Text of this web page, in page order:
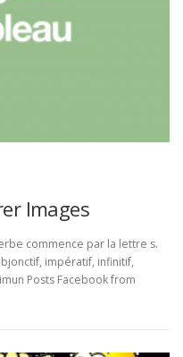
Images
commence par la lettre s.
impératif, infinitif,
Posts Facebook from